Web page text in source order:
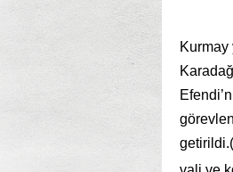
Kurmay